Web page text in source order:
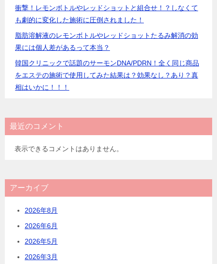
衝撃！レモンボトルやレッドショットと組合せ！？しなくて
も劇的に変化した施術に圧倒されました！
脂肪溶解液のレモンボトルやレッドショットたるみ解消の効
果には個人差があるって本当？
韓国クリニックで話題のサーモンDNA/PDRN！全く同じ商品
をエステの施術で使用してみた結果は？効果なし？あり？真
相はいかに！！！
最近のコメント
表示できるコメントはありません。
アーカイブ
2026年8月
2026年6月
2026年5月
2026年3月